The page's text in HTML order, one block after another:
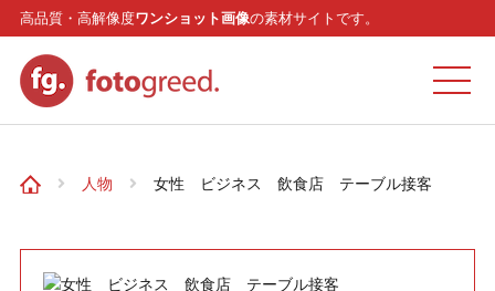
高品質・高解像度ワンショット画像の素材サイトです。
人物 女性 ビジネス 飲食店 テーブル接客